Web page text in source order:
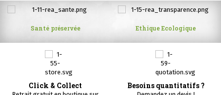
Santé préservée Ethique Ecologique
Click & Collect Besoins quantitatifs ?